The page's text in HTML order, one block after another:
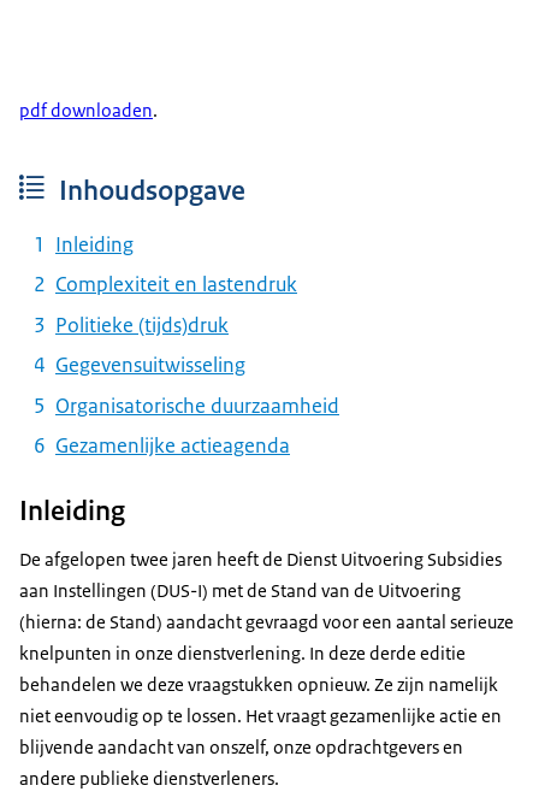
pdf downloaden.
Inhoudsopgave
Inleiding
Complexiteit en lastendruk
Politieke (tijds)druk
Gegevensuitwisseling
Organisatorische duurzaamheid
Gezamenlijke actieagenda
Inleiding
De afgelopen twee jaren heeft de Dienst Uitvoering Subsidies
aan Instellingen (DUS-I) met de Stand van de Uitvoering
(hierna: de Stand) aandacht gevraagd voor een aantal serieuze
knelpunten in onze dienstverlening. In deze derde editie
behandelen we deze vraagstukken opnieuw. Ze zijn namelijk
niet eenvoudig op te lossen. Het vraagt gezamenlijke actie en
blijvende aandacht van onszelf, onze opdrachtgevers en
andere publieke dienstverleners.